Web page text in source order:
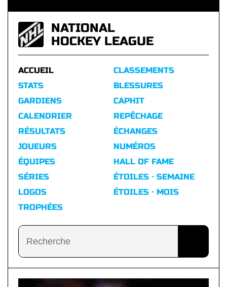
NATIONAL
HOCKEY LEAGUE
ACCUEIL
STATS
GARDIENS
CALENDRIER
RÉSULTATS
CLASSEMENTS
BLESSURES
CAPHIT
REPÊCHAGE
ÉCHANGES
JOUEURS
ÉQUIPES
SÉRIES
LOGOS
TROPHÉES
NUMÉROS
HALL OF FAME
ÉTOILES · SEMAINE
ÉTOILES · MOIS